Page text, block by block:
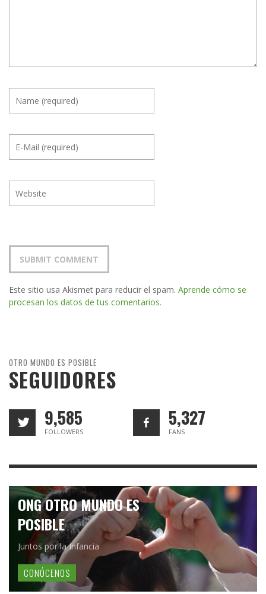
Este sitio usa Akismet para reducir el spam. Aprende cómo se
procesan los datos de tus comentarios.
OTRO MUNDO ES POSIBLE
SEGUIDORES
9,585
FOLLOWERS
5,327
FANS
ONG OTRO MUNDO ES
POSIBLE
Juntos por la Infancia
CONÓCENOS